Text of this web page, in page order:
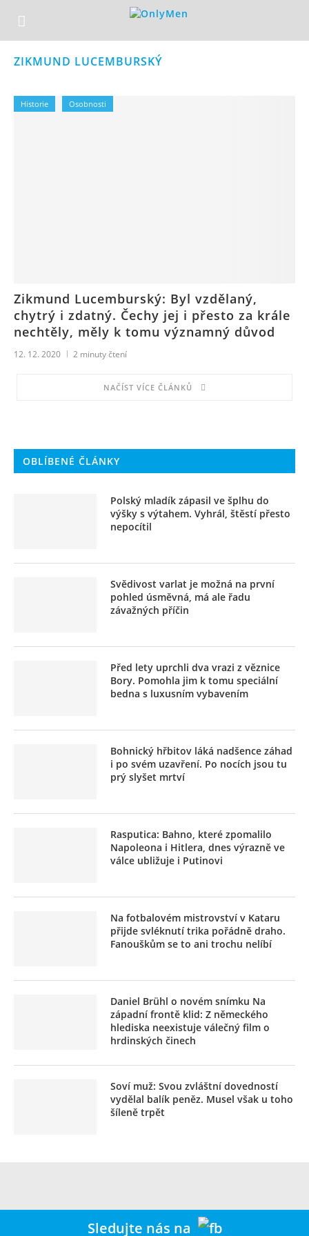
ZIKMUND LUCEMBURSKÝ
Historie Osobnosti
Zikmund Lucemburský: Byl vzdělaný,
chytrý i zdatný. Čechy jej i přesto za krále
nechtěly, měly k tomu významný důvod
12. 12. 2020 2 minuty čtení
NAČÍST VÍCE ČLÁNKŮ
OBLÍBENÉ ČLÁNKY
Polský mladík zápasil ve šplhu do
výšky s výtahem. Vyhrál, štěstí přesto
nepocítil
Svědivost varlat je možná na první
pohled úsměvná, má ale řadu
závažných příčin
Před lety uprchli dva vrazi z věznice
Bory. Pomohla jim k tomu speciální
bedna s luxusním vybavením
Bohnický hřbitov láká nadšence záhad
i po svém uzavření. Po nocích jsou tu
prý slyšet mrtví
Rasputica: Bahno, které zpomalilo
Napoleona i Hitlera, dnes výrazně ve
válce ubližuje i Putinovi
Na fotbalovém mistrovství v Kataru
přijde svléknutí trika pořádně draho.
Fanouškům se to ani trochu nelíbí
Daniel Brühl o novém snímku Na
západní frontě klid: Z německého
hlediska neexistuje válečný film o
hrdinských činech
Soví muž: Svou zvláštní dovedností
vydělal balík peněz. Musel však u toho
šíleně trpět
Sledujte nás na